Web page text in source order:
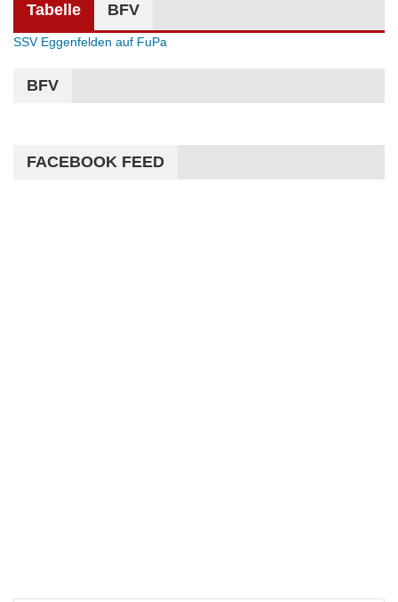
Tabelle BFV
SSV Eggenfelden auf FuPa
BFV
FACEBOOK FEED